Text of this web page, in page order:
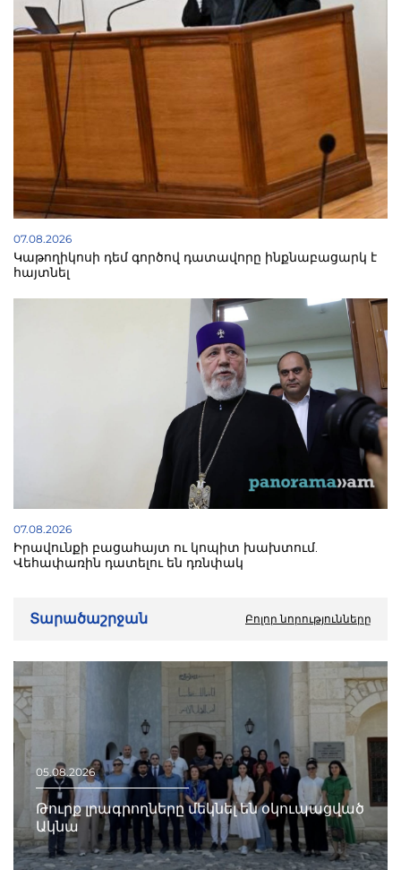
07.08.2026
Կաթողիկոսի դեմ գործով դատավորը ինքնաբացարկ է
հայտնել
07.08.2026
Իրավունքի բացահայտ ու կոպիտ խախտում.
Վեհափառին դատելու են դռնփակ
Տարածաշրջան Բոլոր նորությունները
05.08.2026
Թուրք լրագրողները մեկնել են օկուպացված
Ակնա